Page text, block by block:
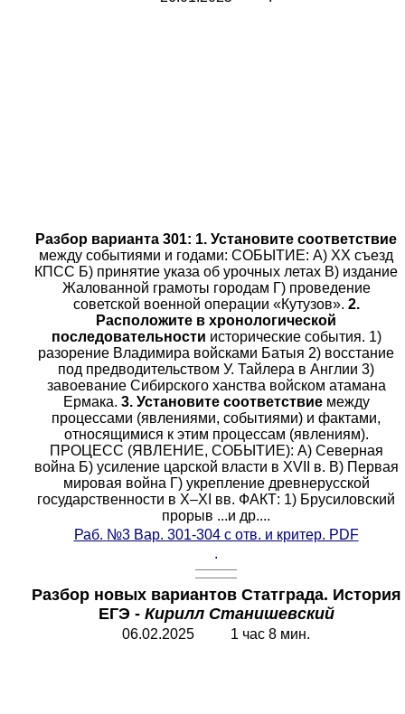
Разбор варианта 301: 1. Установите соответствие
между событиями и годами: СОБЫТИЕ: A) XX съезд
КПСС Б) принятие указа об урочных летах B) издание
Жалованной грамоты городам Г) проведение
советской военной операции «Кутузов». 2.
Расположите в хронологической
последовательности исторические события. 1)
разорение Владимира войсками Батыя 2) восстание
под предводительством У. Тайлера в Англии 3)
завоевание Сибирского ханства войском атамана
Ермака. 3. Установите соответствиемежду
процессами (явлениями, событиями) и фактами,
относящимися к этим процессам (явлениям).
ПРОЦЕСС (ЯВЛЕНИЕ, СОБЫТИЕ): A) Северная
война Б) усиление царской власти в XVII в. B) Первая
мировая война Г) укрепление древнерусской
государственности в X–XI вв. ФАКТ: 1) Брусиловский
прорыв ...и др....
Раб. №3 Вар. 301-304 с отв. и критер. PDF
.
Разбор новых вариантов Статграда. История
ЕГЭ - Кирилл Станишевский
06.02.2025 1 час 8 мин.